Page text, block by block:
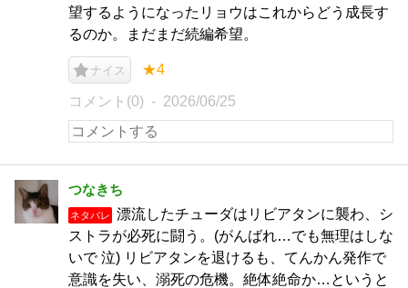
望するようになったリョウはこれからどう成長す
るのか。まだまだ続編希望。
ナイス ★4
コメント(0) 2026/06/25
つなきち
ネタバレ
漂流したチューダはリビアタンに襲わ、シ
ストラが必死に闘う。(がんばれ…でも無理はしな
いで 泣) リビアタンを退けるも、てんかん発作で
意識を失い、溺死の危機。絶体絶命か…というと